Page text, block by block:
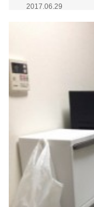
2017.06.29